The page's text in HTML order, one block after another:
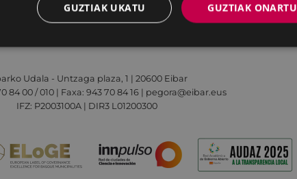
Udala - Untzaga plaza, 1 | 20600 Eibar
84 00 / 010 | Faxa: 943 70 84 16 | pegora@eibar.eus
IFZ: P2003100A | DIR3 L01200300
GUZTIAK ONARTU
GUZTIAK UKATU